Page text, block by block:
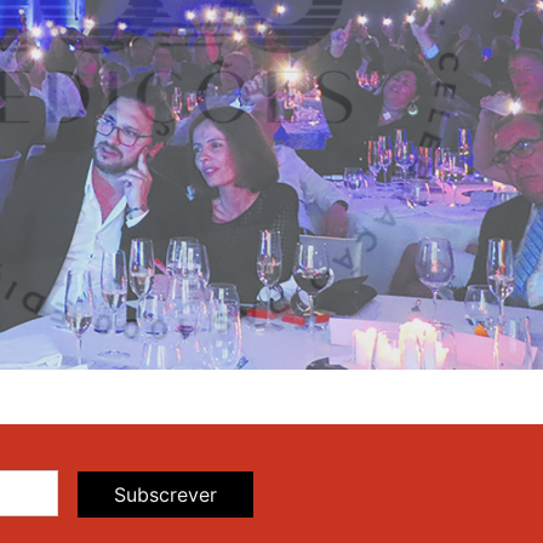
Subscrever